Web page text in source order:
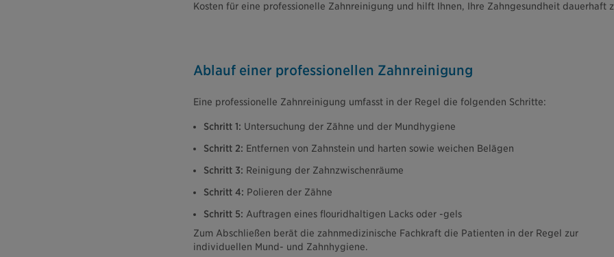
Kosten für eine professionelle Zahnreinigung und hilft Ihnen, Ihre Zahngesundheit dauerhaft
Ablauf einer professionellen Zahnreinigung
Eine professionelle Zahnreinigung umfasst in der Regel die folgenden Schritte:
Schritt 1: Untersuchung der Zähne und der Mundhygiene
Schritt 2: Entfernen von Zahnstein und harten sowie weichen Belägen
Schritt 3: Reinigung der Zahnzwischenräume
Schritt 4: Polieren der Zähne
Schritt 5: Auftragen eines flouridhaltigen Lacks oder -gels
Zum Abschließen berät die zahnmedizinische Fachkraft die Patienten in der Regel zur
individuellen Mund- und Zahnhygiene.